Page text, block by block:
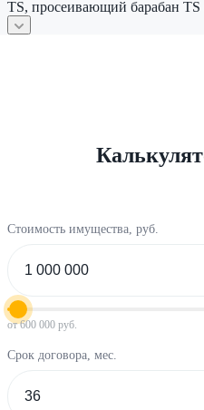
TS, просеивающий барабан
Стоимость имущества, руб.
от 600 000 руб.
Срок договора, мес.